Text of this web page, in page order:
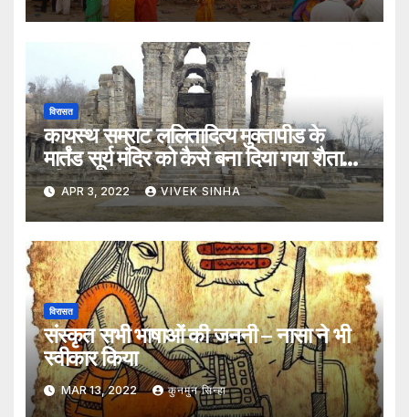
विरासत
कायस्थ सम्राट ललितादित्य मुक्तापीड के
मार्तंड सूर्य मंदिर को कैसे बना दिया गया शैतान
की गुफा
APR 3, 2022 VIVEK SINHA
विरासत
संस्कृत सभी भाषाओं की जननी – नासा ने भी
स्वीकार किया
MAR 13, 2022 कुनमुन सिन्हा